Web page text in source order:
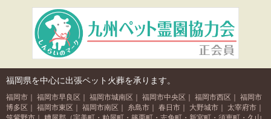
福岡県を中心に出張ペット火葬を承ります。
福岡市 福岡市早良区 福岡市城南区 福岡市中央区 福岡市西区
福岡市
博多区
福岡市東区 福岡市南区 糸島市 春日市 大野城市
太宰府市